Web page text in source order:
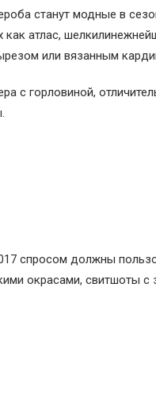
станут модные в
атлас,
или вязанным
с горловиной,
спросом должны
окрасами, свитшоты